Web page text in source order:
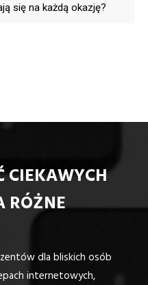
się na każdą okazję?
CIEKAWYCH
RÓŻNE
dla bliskich osób
internetowych,